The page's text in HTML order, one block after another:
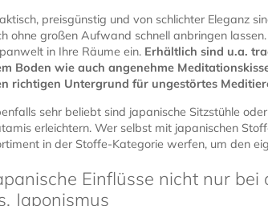
preisgünstig und von schlichter Eleganz
ohne großen Aufwand schnell anbringen
in Ihre Räume ein. Erhältlich sind u.a.
Boden wie auch angenehme
richtigen Untergrund für ungestörtes
sehr beliebt sind japanische Sitzstühle oder
erleichtern. Wer selbst mit japanischen
in der Stoffe-Kategorie werfen, um den
Einflüsse nicht nur
Japonismus